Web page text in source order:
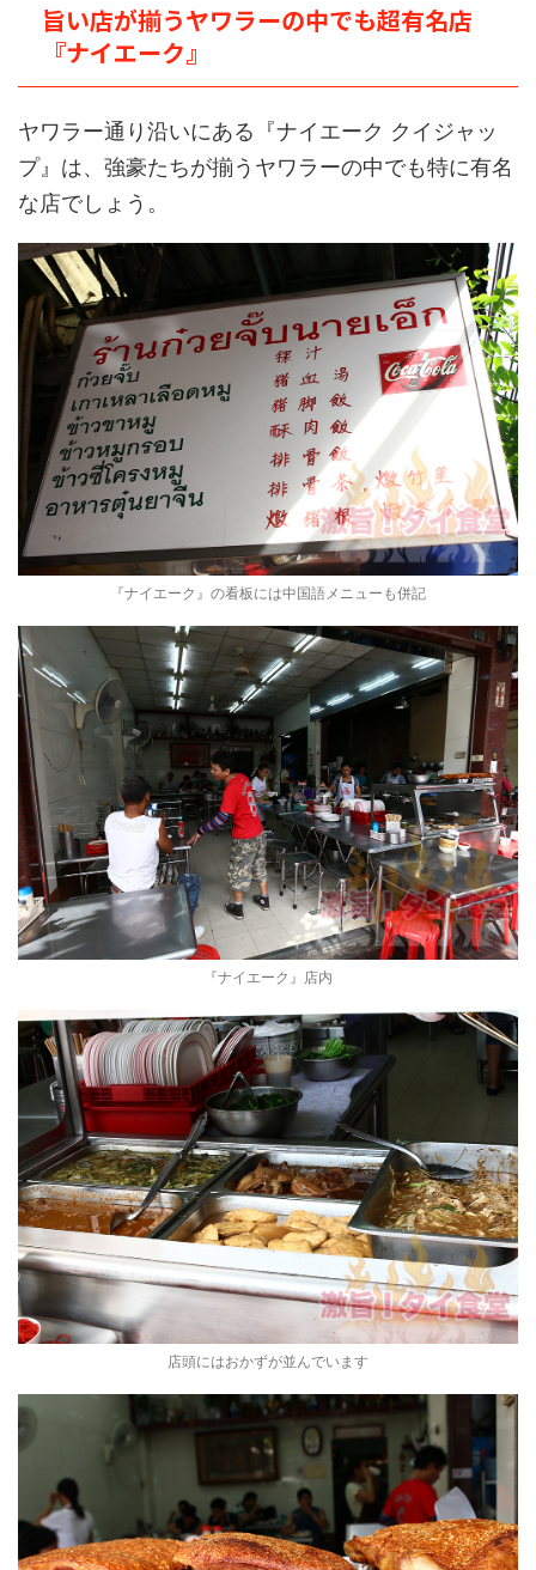
旨い店が揃うヤワラーの中でも超有名店
『ナイエーク』
ヤワラー通り沿いにある『ナイエーク クイジャッ
プ』は、強豪たちが揃うヤワラーの中でも特に有名
な店でしょう。
『ナイエーク』の看板には中国語メニューも併記
『ナイエーク』店内
店頭にはおかずが並んでいます